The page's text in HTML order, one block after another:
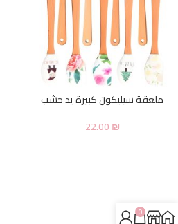
ملعقة سيليكون كبيرة يد خشب
22.00₪
0